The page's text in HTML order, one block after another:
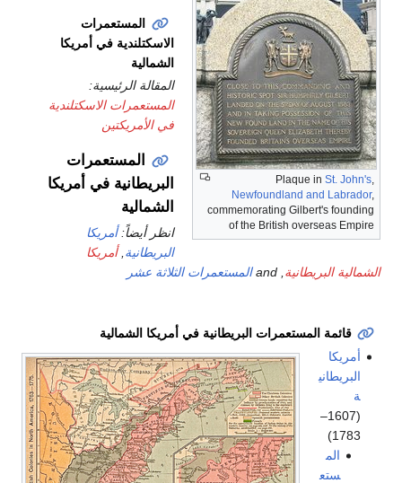
Plaque in St. John's,
Newfoundland and Labrador,
commemorating Gilbert's founding
of the British overseas Empire
المستعمرات
الاسكتلندية في أمريكا
الشمالية
المقالة الرئيسية:
المستعمرات الاسكتلندية
في الأمريكتين
المستعمرات
البريطانية في أمريكا
الشمالية
انظر أيضاً:أمريكا
البريطانية ,أمريكا
الشمالية البريطانية
المستعمرات الثلاثة عشر
قائمة المستعمرات البريطانية في أمريكا الشمالية
أمريكا
البريطاني
ة
(1607–
1783)
الم
ستع